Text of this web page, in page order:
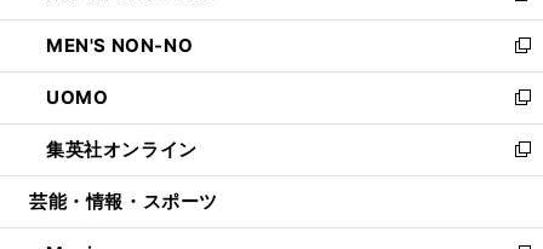
開
く
ウ
で
開
く
ン
ド
ウ
で
開
く
ウ
ィ
ン
ド
ウ
で
開
し
い
ウ
ィ
ン
ド
ウ
開
MEN'S NON-NO
新
し
い
ウ
ィ
ン
ウ
UOMO
新
し
い
ウ
ン
集英社オンライン
新
し
ウ
芸能・情報・スポーツ